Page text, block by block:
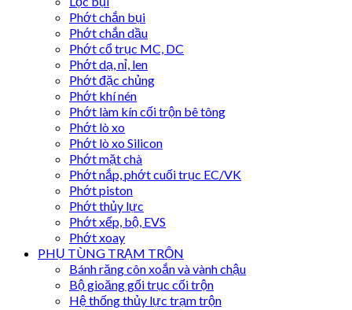
Phớt chắn bụi
Phớt chắn dầu
Phớt cổ trục MC, DC
Phớt dạ, nỉ, len
Phớt đặc chủng
Phớt khí nén
Phớt làm kín cối trộn bê tông
Phớt lò xo
Phớt lò xo Silicon
Phớt mặt chà
Phớt nắp, phớt cuối trục EC/VK
Phớt piston
Phớt thủy lực
Phớt xếp, bộ, EVS
Phớt xoay
PHỤ TÙNG TRẠM TRỘN
Bánh răng côn xoắn và vành chậu
Bộ gioăng gối trục cối trộn
Hệ thống thủy lực trạm trộn